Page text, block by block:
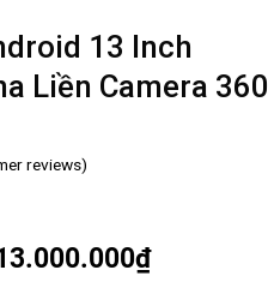
13 Inch
Liền Camera 360
reviews)
₫